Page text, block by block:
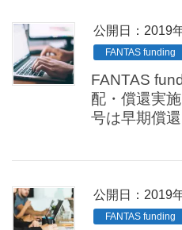
公開日： 2019
FANTAS funding
FANTAS
配・償還実
号は早期償還
公開日： 2019
FANTAS funding